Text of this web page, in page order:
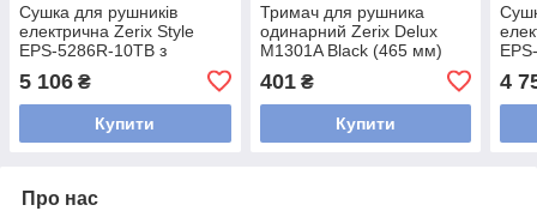
Сушка для рушників
електрична Zerix Style
EPS-5286R-10TB з
5 106 ₴
Купити
Тримач для рушника
одинарний Zerix Delux
M1301A Black (465 мм)
401₴
Купити
4
Про нас